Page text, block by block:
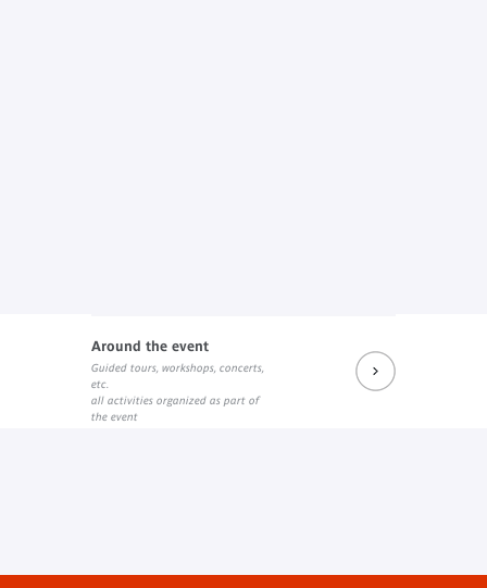
Around the event
Guided tours, workshops, concerts,
etc.
all activities organized as part of
the event